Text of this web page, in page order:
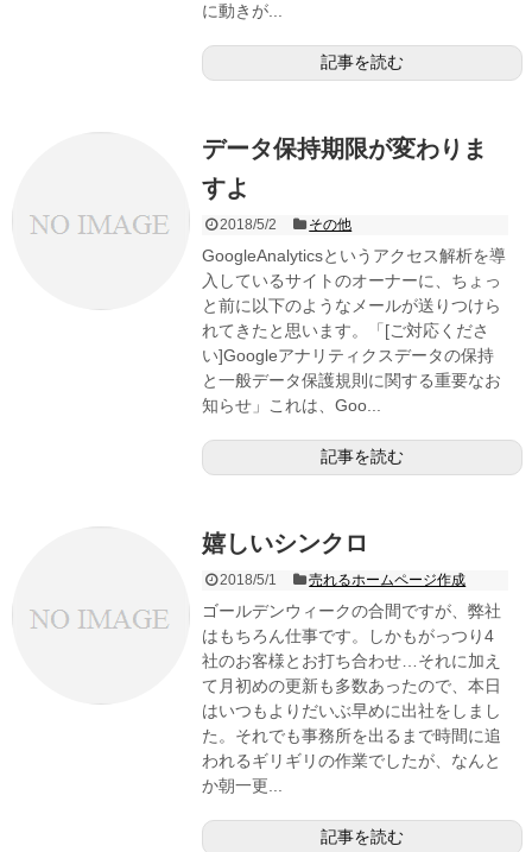
に動きが...
記事を読む
データ保持期限が変わりま
すよ
2018/5/2 その他
GoogleAnalyticsというアクセス解析を導
入しているサイトのオーナーに、ちょっ
と前に以下のようなメールが送りつけら
れてきたと思います。「[ご対応くださ
い]Googleアナリティクスデータの保持
と一般データ保護規則に関する重要なお
知らせ」これは、Goo...
記事を読む
嬉しいシンクロ
2018/5/1 売れるホームページ作成
ゴールデンウィークの合間ですが、弊社
はもちろん仕事です。しかもがっつり4
社のお客様とお打ち合わせ…それに加え
て月初めの更新も多数あったので、本日
はいつもよりだいぶ早めに出社をしまし
た。それでも事務所を出るまで時間に追
われるギリギリの作業でしたが、なんと
か朝一更...
記事を読む